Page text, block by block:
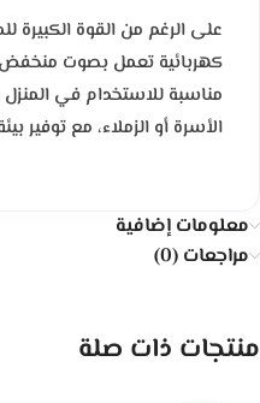
على الرغم من القوة الكبيرة
كهربائية تعمل بصوت
مناسبة للاستخدام في المنزل
الأسرة أو الزملاء، مع توفير
معلومات إضافية
مراجعات (0)
منتجات ذات صلة